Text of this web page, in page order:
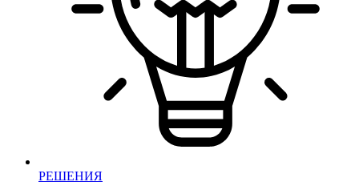
РЕШЕНИЯ